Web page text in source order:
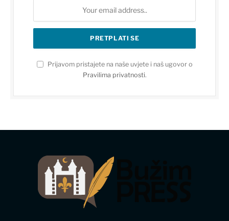
Prijavom pristajete na naše uvjete i naš ugovor o
Pravilima privatnosti.